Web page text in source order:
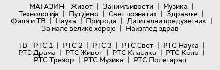
МАГАЗИН
Живот | Занимљивости | Музика |
Технологијa | Путујемо | Свет познатих | Здравље |
Филм и ТВ | Наука | Природа | Дигитални предузетник |
За мале велике хероје | Наизглед здрав
ТВ
РТС 1 | РТС 2 | РТС 3 | РТС Свет | РТС Наука |
РТС Драма | РТС Живот | РТС Класика | РТС Коло |
РТС Трезор | РТС Музика | РТС Полетарац